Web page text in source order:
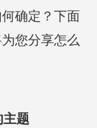
确定？下面
您分享怎么
主题